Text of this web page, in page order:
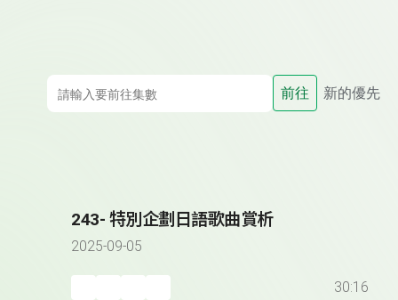
前往 新的優先
243- 特別企劃日語歌曲賞析
2025-09-05
30:16